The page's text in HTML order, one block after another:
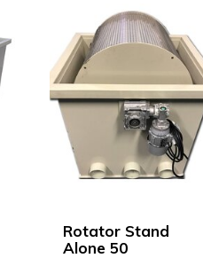
Rotator Stand
Alone 50